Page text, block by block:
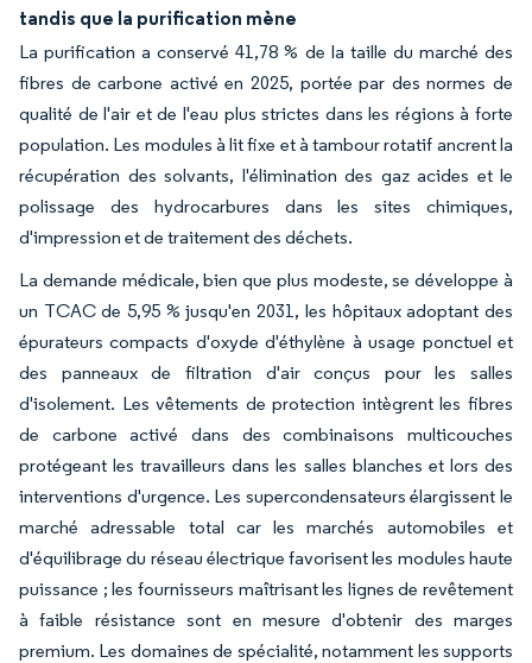
tandis que la purification mène
La purification a conservé 41,78 % de la taille du marché des
fibres de carbone activé en 2025, portée par des normes de
qualité de l'air et de l'eau plus strictes dans les régions à forte
population. Les modules à lit fixe et à tambour rotatif ancrent la
récupération des solvants, l'élimination des gaz acides et le
polissage des hydrocarbures dans les sites chimiques,
d'impression et de traitement des déchets.
La demande médicale, bien que plus modeste, se développe à
un TCAC de 5,95 % jusqu'en 2031, les hôpitaux adoptant des
épurateurs compacts d'oxyde d'éthylène à usage ponctuel et
des panneaux de filtration d'air conçus pour les salles
d'isolement. Les vêtements de protection intègrent les fibres
de carbone activé dans des combinaisons multicouches
protégeant les travailleurs dans les salles blanches et lors des
interventions d'urgence. Les supercondensateurs élargissent le
marché adressable total car les marchés automobiles et
d'équilibrage du réseau électrique favorisent les modules haute
puissance ; les fournisseurs maîtrisant les lignes de revêtement
à faible résistance sont en mesure d'obtenir des marges
premium. Les domaines de spécialité, notamment les supports